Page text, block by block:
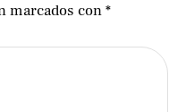
marcados con*